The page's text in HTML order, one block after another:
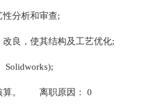
性分析和审查;
良，使其结构及工艺优化;
Solidworks);
。 离职原因： 0